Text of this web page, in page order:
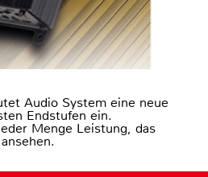
Audio System eine neue
Endstufen ein.
Menge Leistung, das